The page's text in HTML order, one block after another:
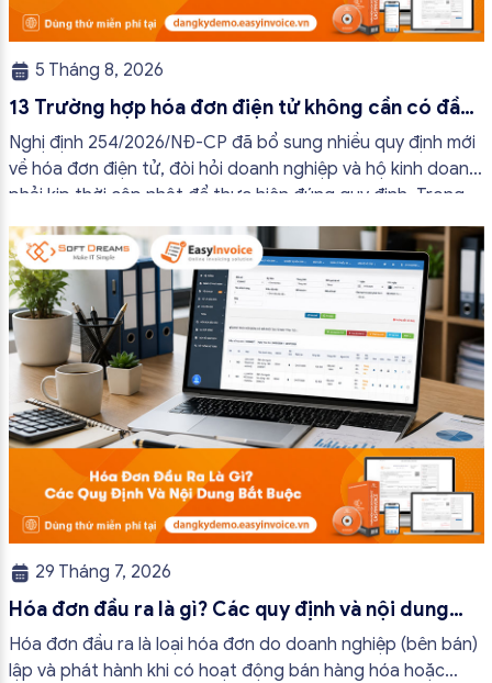
5 Tháng 8, 2026
13 Trường hợp hóa đơn điện tử không cần có đầy
đủ nội dung từ 01/7/2026
Nghị định 254/2026/NĐ-CP đã bổ sung nhiều quy định mới
về hóa đơn điện tử, đòi hỏi doanh nghiệp và hộ kinh doanh
phải kịp thời cập nhật để thực hiện đúng quy định. Trong
bài viết này, hóa đơn điện tử EasyInvoice sẽ chia sẻ 13
trường hợp hóa đơn điện tử không cần […]
29 Tháng 7, 2026
Hóa đơn đầu ra là gì? Các quy định và nội dung
bắt buộc mới nhất
Hóa đơn đầu ra là loại hóa đơn do doanh nghiệp (bên bán)
lập và phát hành khi có hoạt động bán hàng hóa hoặc